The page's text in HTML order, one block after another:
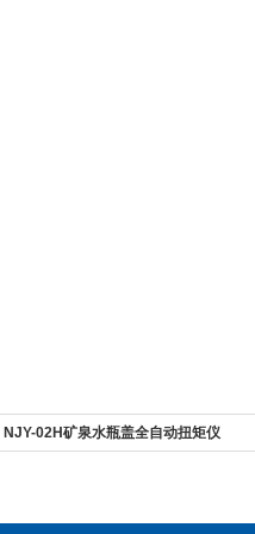
NJY-02H矿泉水瓶盖全自动扭矩仪